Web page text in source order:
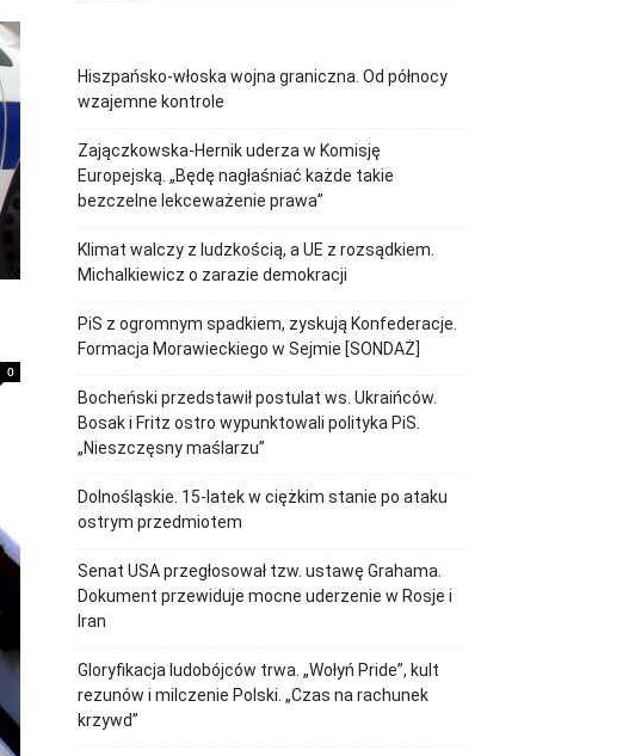
0
Hiszpańsko-włoska wojna graniczna. Od północy
wzajemne kontrole
Zajączkowska-Hernik uderza w Komisję
Europejską. „Będę nagłaśniać każde takie
bezczelne lekceważenie prawa”
Klimat walczy z ludzkością, a UE z rozsądkiem.
Michalkiewicz o zarazie demokracji
PiS z ogromnym spadkiem, zyskują Konfederacje.
Formacja Morawieckiego w Sejmie [SONDAŻ]
Bocheński przedstawił postulat ws. Ukraińców.
Bosak i Fritz ostro wypunktowali polityka PiS.
„Nieszczęsny maślarzu”
Dolnośląskie. 15-latek w ciężkim stanie po ataku
ostrym przedmiotem
Senat USA przegłosował tzw. ustawę Grahama.
Dokument przewiduje mocne uderzenie w Rosje i
Iran
Gloryfikacja ludobójców trwa. „Wołyń Pride”, kult
rezunów i milczenie Polski. „Czas na rachunek
krzywd”